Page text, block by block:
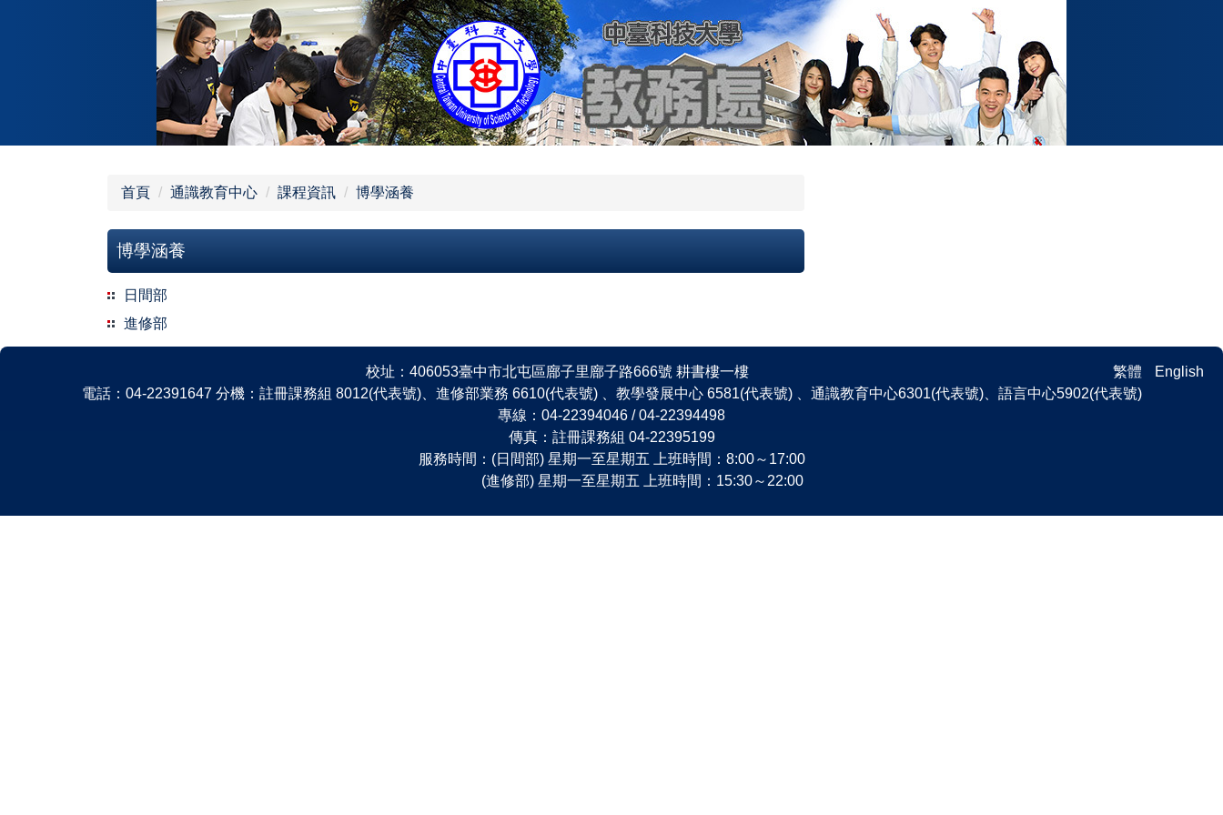
區
首頁 通識教育中心 課程資訊 博學涵養
博學涵養
日間部
進修部
繁體 English
校址：406053臺中市北屯區廍子里廍子路666號 耕書樓一樓
電話：04-22391647 分機：註冊課務組 8012(代表號)、進修部業務 6610(代表號) 、教學發展中心 6581(代表號) 、通識教育中心6301(代表號)、語言中心5902(代表號)
專線：04-22394046 / 04-22394498
傳真：註冊課務組 04-22395199
服務時間：(日間部) 星期一至星期五 上班時間：8:00～17:00
(進修部) 星期一至星期五 上班時間：15:30～22:00